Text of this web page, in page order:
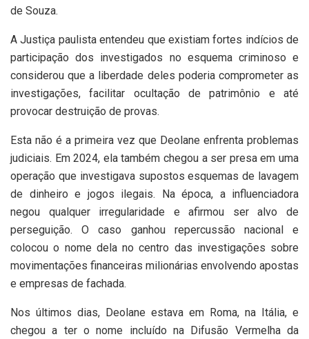
de Souza.
A Justiça paulista entendeu que existiam fortes indícios de
participação dos investigados no esquema criminoso e
considerou que a liberdade deles poderia comprometer as
investigações, facilitar ocultação de patrimônio e até
provocar destruição de provas.
Esta não é a primeira vez que Deolane enfrenta problemas
judiciais. Em 2024, ela também chegou a ser presa em uma
operação que investigava supostos esquemas de lavagem
de dinheiro e jogos ilegais. Na época, a influenciadora
negou qualquer irregularidade e afirmou ser alvo de
perseguição. O caso ganhou repercussão nacional e
colocou o nome dela no centro das investigações sobre
movimentações financeiras milionárias envolvendo apostas
e empresas de fachada.
Nos últimos dias, Deolane estava em Roma, na Itália, e
chegou a ter o nome incluído na Difusão Vermelha da